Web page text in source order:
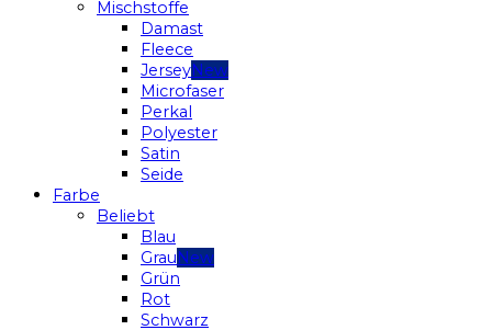
Mischstoffe
Damast
Fleece
Jersey
Microfaser
Perkal
Polyester
Satin
Seide
Farbe
Beliebt
Blau
Grau
Grün
Rot
Schwarz